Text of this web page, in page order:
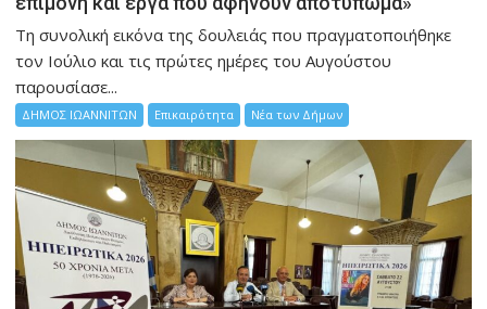
Τη συνολική εικόνα της δουλειάς που πραγματοποιήθηκε
τον Ιούλιο και τις πρώτες ημέρες του Αυγούστου
παρουσίασε...
ΔΗΜΟΣ ΙΩΑΝΝΙΤΩΝ Επικαιρότητα Νέα των Δήμων